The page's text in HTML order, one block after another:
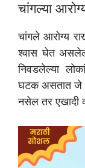
चांगल्या
चांगले आरोग्य
श्वास घेत
निवडलेल्या
घटक असतात जे
नसेल तर एखादी